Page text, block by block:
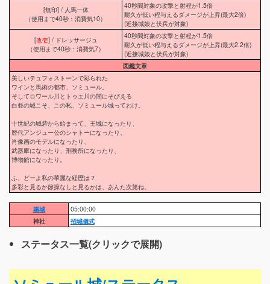
[無印] / 人馬一体
（使用まで40秒：消費気10）
40秒間対象の攻撃と射程が1.5倍
耐久が低い程与えるダメージが上昇(最大2倍)
(近接城娘と伏兵が対象)
[改壱] / ドレッサージュ
（使用まで40秒：消費気7）
40秒間対象の攻撃と射程が1.5倍
耐久が低い程与えるダメージが上昇(最大2.2倍)
(近接城娘と伏兵が対象)
図鑑文章
美しいテュフォストーンで彩られた
ワインと馬術の都市、ソミュール。
そしてロワール川とトゥエ川の間にそびえる
白亜の城こそ、この私、ソミュール城ってわけ。
十世紀の城砦から始まって、王城になったり、
歴代アンジュー公のシャトーになったり、
肖像画のモデルになったり、
武器庫になったり、刑務所になったり、
博物館になったり。
ふ、どーよ私の華麗な経歴は？
多彩と見るか節操なしと見るかは、あんた次第ね。
築城
05:00:00
神社
招城儀式
ステータス一覧(クリックで展開)